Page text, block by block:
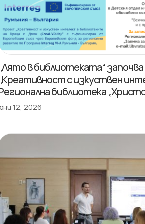
в библиотеката“
с изкуствен
библиотека
12, 2026